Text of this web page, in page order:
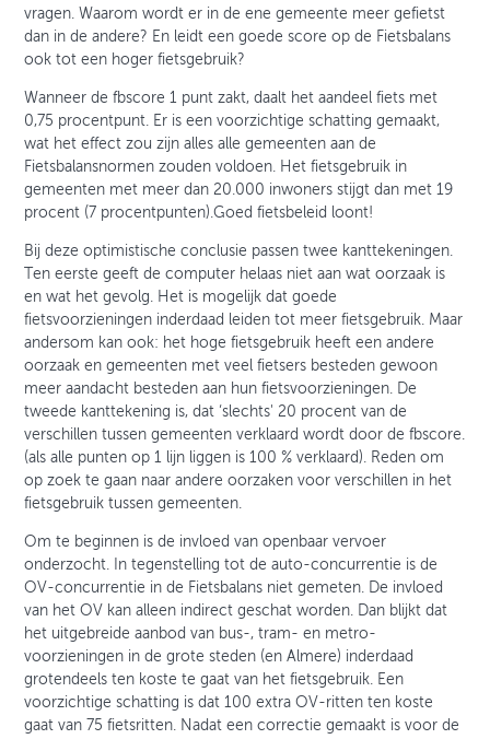
vragen. Waarom wordt er in de ene gemeente meer gefietst
dan in de andere? En leidt een goede score op de Fietsbalans
ook tot een hoger fietsgebruik?
Wanneer de fbscore 1 punt zakt, daalt het aandeel fiets met
0,75 procentpunt. Er is een voorzichtige schatting gemaakt,
wat het effect zou zijn alles alle gemeenten aan de
Fietsbalansnormen zouden voldoen. Het fietsgebruik in
gemeenten met meer dan 20.000 inwoners stijgt dan met 19
procent (7 procentpunten).Goed fietsbeleid loont!
Bij deze optimistische conclusie passen twee kanttekeningen.
Ten eerste geeft de computer helaas niet aan wat oorzaak is
en wat het gevolg. Het is mogelijk dat goede
fietsvoorzieningen inderdaad leiden tot meer fietsgebruik. Maar
andersom kan ook: het hoge fietsgebruik heeft een andere
oorzaak en gemeenten met veel fietsers besteden gewoon
meer aandacht besteden aan hun fietsvoorzieningen. De
tweede kanttekening is, dat ‘slechts' 20 procent van de
verschillen tussen gemeenten verklaard wordt door de fbscore.
(als alle punten op 1 lijn liggen is 100 % verklaard). Reden om
op zoek te gaan naar andere oorzaken voor verschillen in het
fietsgebruik tussen gemeenten.
Om te beginnen is de invloed van openbaar vervoer
onderzocht. In tegenstelling tot de auto-concurrentie is de
OV-concurrentie in de Fietsbalans niet gemeten. De invloed
van het OV kan alleen indirect geschat worden. Dan blijkt dat
het uitgebreide aanbod van bus-, tram- en metro-
voorzieningen in de grote steden (en Almere) inderdaad
grotendeels ten koste te gaat van het fietsgebruik. Een
voorzichtige schatting is dat 100 extra OV-ritten ten koste
gaat van 75 fietsritten. Nadat een correctie gemaakt is voor de